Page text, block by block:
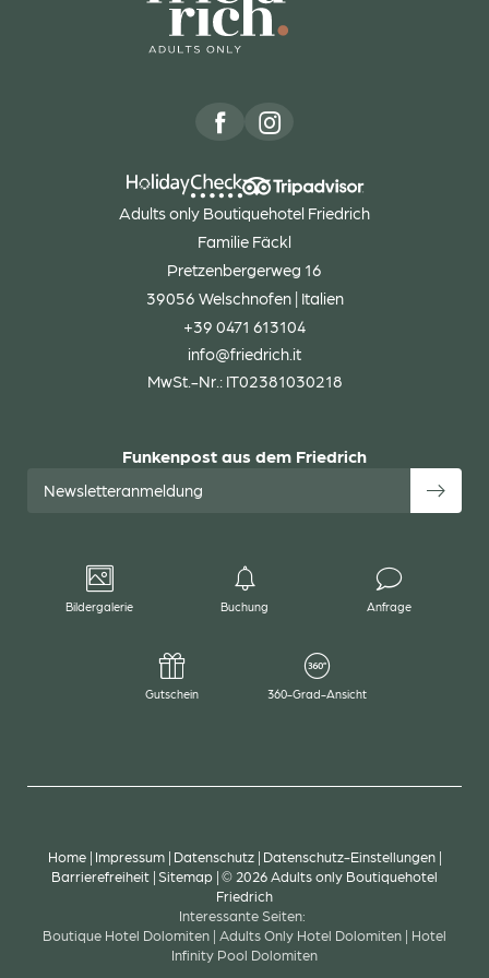
Adults only Boutiquehotel Friedrich
Familie Fäckl
Pretzenbergerweg 16
39056 Welschnofen | Italien
+39 0471 613104
info@friedrich.it
MwSt.-Nr.: IT02381030218
Funkenpost aus dem Friedrich
Newsletteranmeldung
Bildergalerie Buchung Anfrage
Gutschein 360-Grad-Ansicht
Home | Impressum | Datenschutz | Datenschutz-Einstellungen |
Barrierefreiheit |Sitemap |© 2026 Adults only Boutiquehotel
Friedrich
Interessante Seiten:
Boutique Hotel Dolomiten | Adults Only Hotel Dolomiten | Hotel
Infinity Pool Dolomiten
Herr Frau
Nachname*
Einwilligung Marketing*